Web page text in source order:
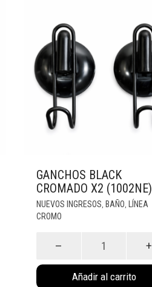
GANCHOS BLACK
CROMADO X2 (1002NE)
NUEVOS INGRESOS, BAÑO,
LÍNEA
CROMO
X2
(1002Ne)
cantidad
Añadir al carrito